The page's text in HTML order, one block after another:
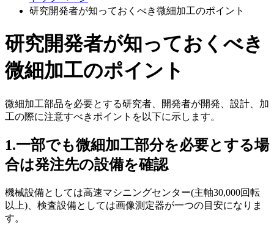
研究開発者が知っておくべき微細加工のポイント
研究開発者が知っておくべき
微細加工のポイント
微細加工部品を必要とする研究者、開発者が開発、設計、加
工の際に注意すべきポイントを以下に示します。
1.一部でも微細加工部分を必要とする場
合は発注先の設備を確認
機械設備としては高速マシニングセンター(主軸30,000回転
以上)、検査設備としては画像測定器が一つの目安になりま
す。